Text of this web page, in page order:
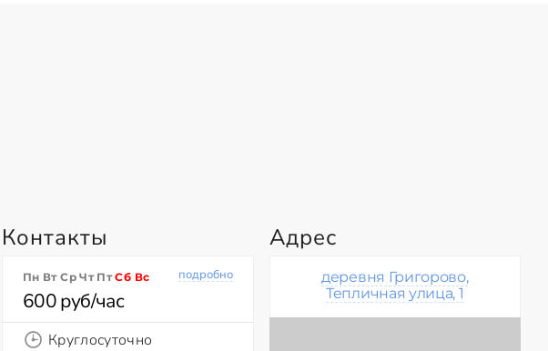
Контакты
подробно
Пн Вт Ср Чт ПтСб Вс
600 руб/час
Круглосуточно
Адрес
деревня Григорово,
Тепличная улица, 1